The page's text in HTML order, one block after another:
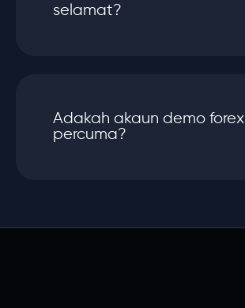
selamat?
Adakah akaun demo forex
percuma?